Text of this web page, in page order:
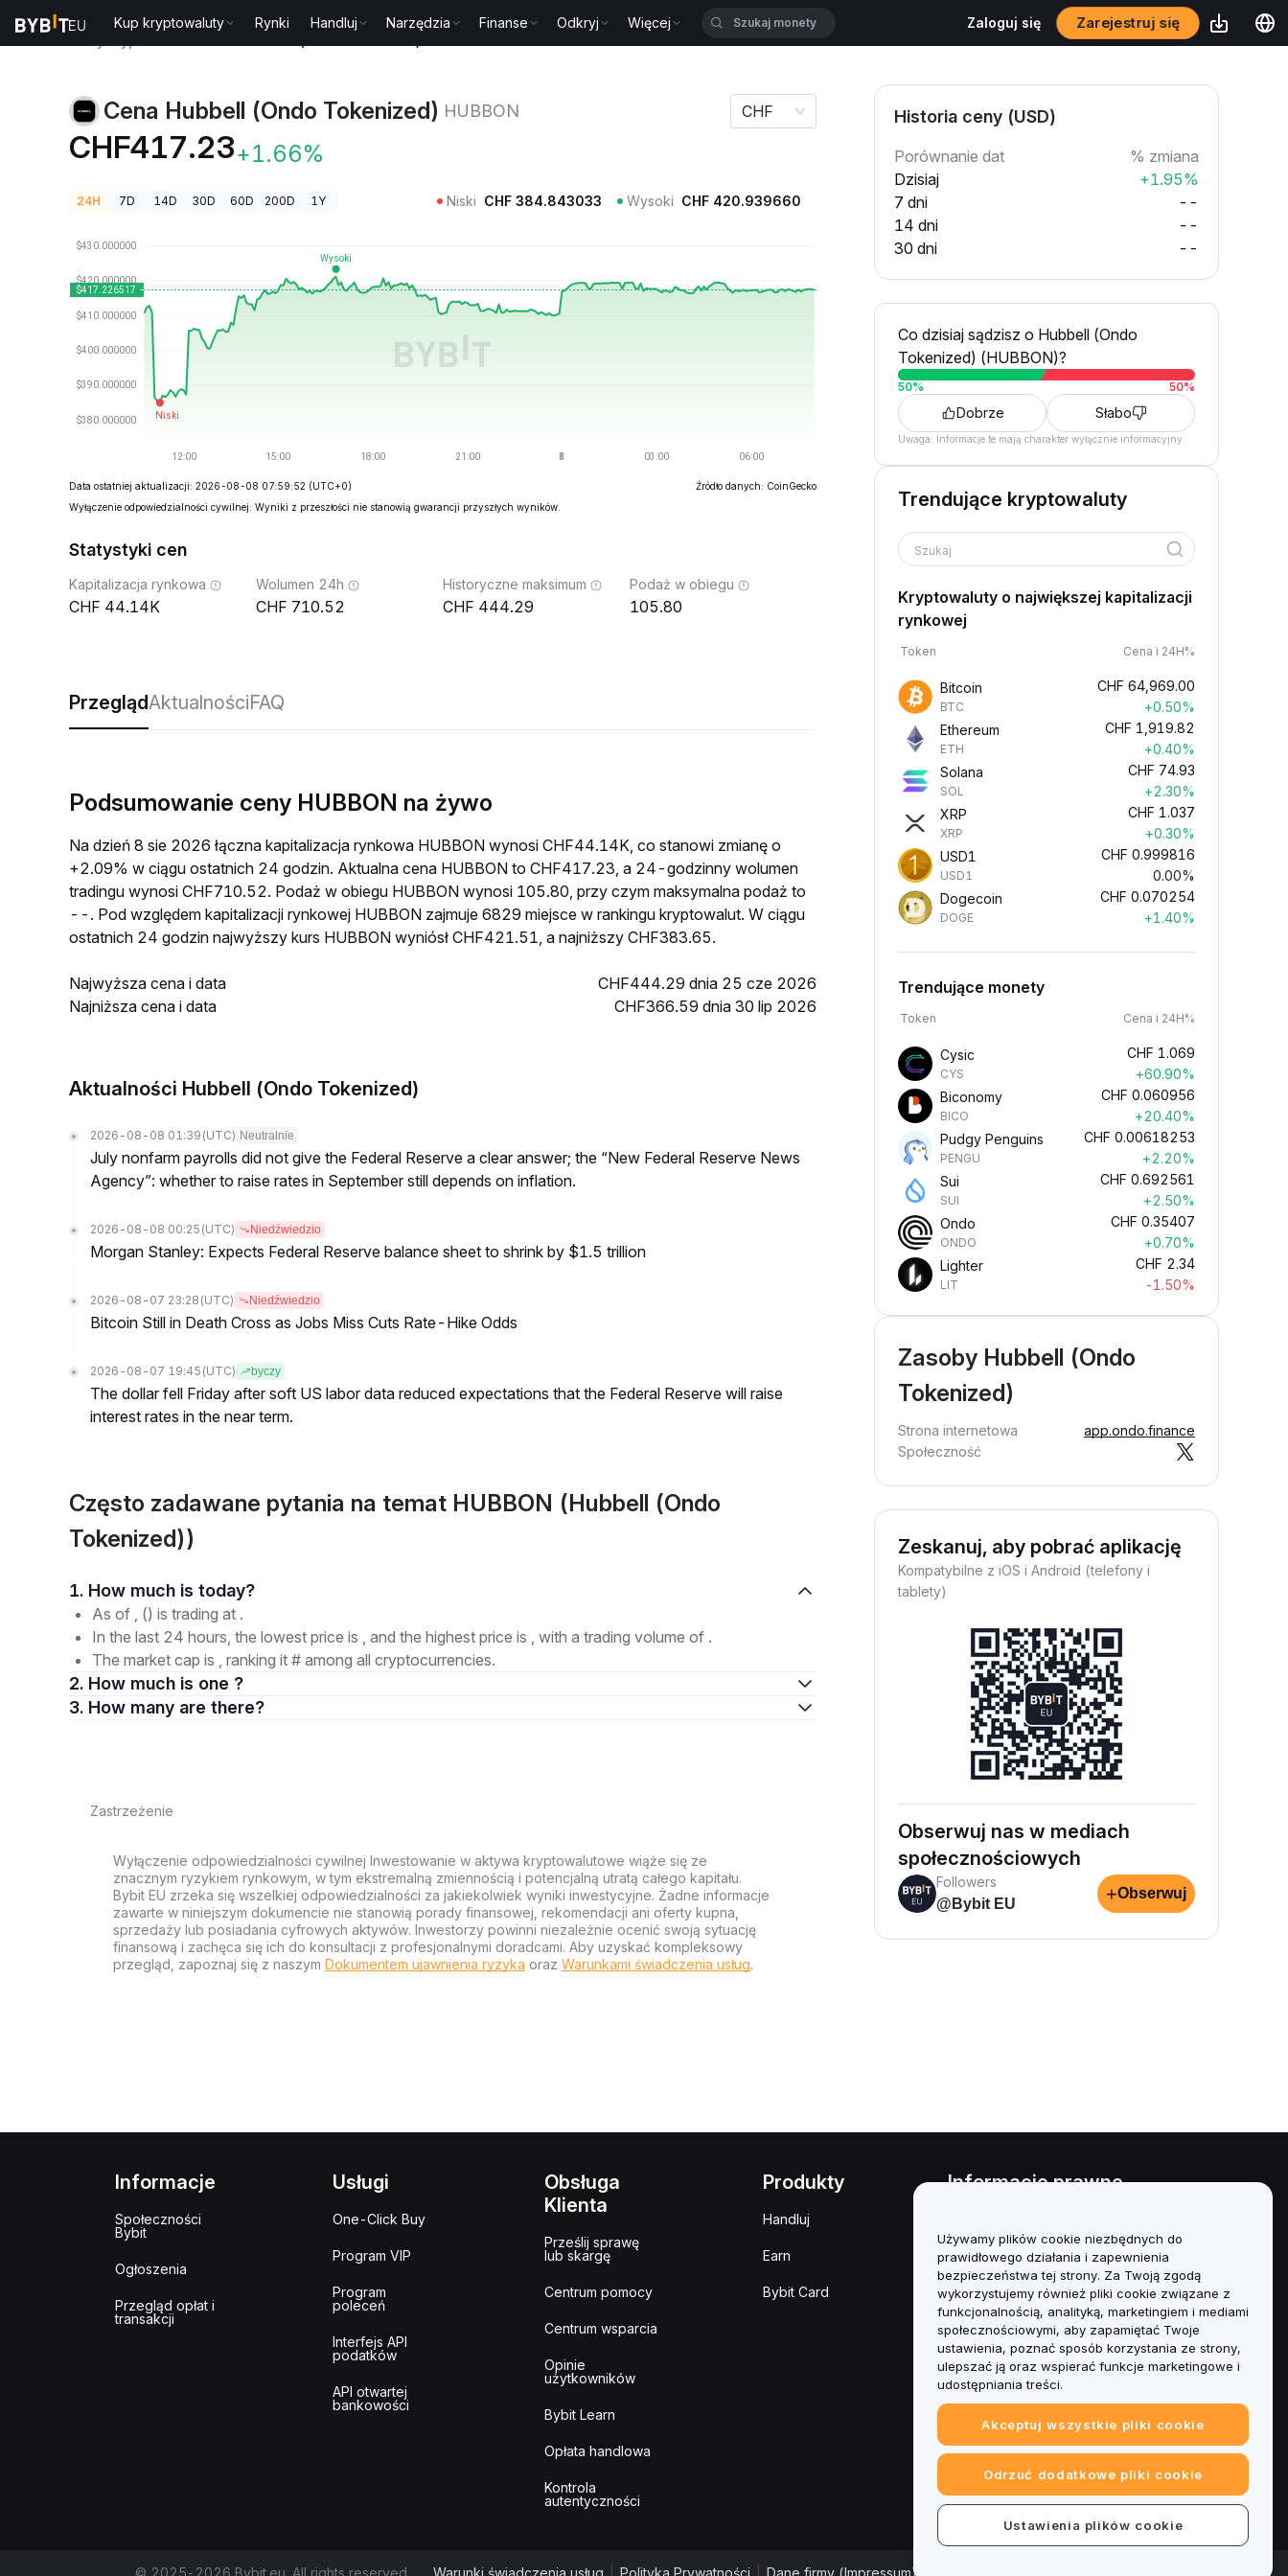
Kup kryptowaluty Rynki Handluj Narzędzia Finanse Odkryj Więcej Zaloguj się Zarejestruj się
Cena Hubbell (Ondo Tokenized) HUBBON
CHF417.23+1.66%
CHF
24H 7D 14D 30D 60D 200D 1Y Niski CHF 384.843033 Wysoki CHF 420.939660
Data ostatniej aktualizacji: 2026-08-08 07:59:52 (UTC+0)
Źródło danych: CoinGecko
Wyłączenie odpowiedzialności cywilnej: Wyniki z przeszłości nie stanowią gwarancji przyszłych wyników.
Statystyki cen
Kapitalizacja rynkowa
44.14K
Wolumen 24h
710.52
Historyczne maksimum
444.29
Podaż w obiegu
105.80
PrzeglądAktualnościFAQ
Podsumowanie ceny HUBBON na żywo
Na dzień 8 sie 2026 łączna kapitalizacja rynkowa HUBBON wynosi CHF44.14K, co stanowi zmianę o
+2.09% w ciągu ostatnich 24 godzin. Aktualna cena HUBBON to CHF417.23, a 24-godzinny wolumen
tradingu wynosi CHF710.52. Podaż w obiegu HUBBON wynosi 105.80, przy czym maksymalna podaż to
--. Pod względem kapitalizacji rynkowej HUBBON zajmuje 6829 miejsce w rankingu kryptowalut. W ciągu
ostatnich 24 godzin najwyższy kurs HUBBON wyniósł CHF421.51, a najniższy CHF383.65.
Najwyższa cena i data
CHF444.29 dnia 25 cze 2026
Najniższa cena i data
CHF366.59 dnia 30 lip 2026
Aktualności Hubbell (Ondo Tokenized)
2026-08-08 01:39 (UTC) Neutralnie
July nonfarm payrolls did not give the Federal Reserve a clear answer; the “New Federal Reserve News
Agency”: whether to raise rates in September still depends on inflation.
2026-08-08 00:25 (UTC) Niedźwiedzio
Morgan Stanley: Expects Federal Reserve balance sheet to shrink by $1.5 trillion
2026-08-07 23:28 (UTC) Niedźwiedzio
Bitcoin Still in Death Cross as Jobs Miss Cuts Rate-Hike Odds
2026-08-07 19:45 (UTC) byczy
The dollar fell Friday after soft US labor data reduced expectations that the Federal Reserve will raise
interest rates in the near term.
Często zadawane pytania na temat HUBBON (Hubbell (Ondo
Tokenized))
1. How much is today?
As of , () is trading at .
In the last 24 hours, the lowest price is , and the highest price is , with a trading volume of .
The market cap is , ranking it # among all cryptocurrencies.
2. How much is one ?
3. How many are there?
Zastrzeżenie
Wyłączenie odpowiedzialności cywilnej Inwestowanie w aktywa kryptowalutowe wiąże się ze
znacznym ryzykiem rynkowym, w tym ekstremalną zmiennością i potencjalną utratą całego kapitału.
Bybit EU zrzeka się wszelkiej odpowiedzialności za jakiekolwiek wyniki inwestycyjne. Żadne informacje
zawarte w niniejszym dokumencie nie stanowią porady finansowej, rekomendacji ani oferty kupna,
sprzedaży lub posiadania cyfrowych aktywów. Inwestorzy powinni niezależnie ocenić swoją sytuację
finansową i zachęca się ich do konsultacji z profesjonalnymi doradcami. Aby uzyskać kompleksowy
przegląd, zapoznaj się z naszym Dokumentem ujawnienia ryzyka oraz Warunkami świadczenia usług.
Historia ceny (USD)
Porównanie dat
% zmiana
Dzisiaj
+1.95%
7 dni
--
14 dni
--
30 dni
--
Co dzisiaj sądzisz o Hubbell (Ondo
Tokenized) (HUBBON)?
50% 50%
Dobrze Słabo
Uwaga: Informacje te mają charakter wyłącznie informacyjny.
Trendujące kryptowaluty
Szukaj
Kryptowaluty o największej kapitalizacji
rynkowej
Token Cena i 24H%
Bitcoin
BTC
CHF 64,969.00
+0.50%
Ethereum
ETH
CHF 1,919.82
+0.40%
Solana
SOL
CHF 74.93
+2.30%
XRP
XRP
CHF 1.037
+0.30%
USD1
USD1
CHF 0.999816
0.00%
Dogecoin
DOGE
CHF 0.070254
+1.40%
Trendujące monety
Token Cena i 24H%
Cysic
CYS
CHF 1.069
+60.90%
Biconomy
BICO
CHF 0.060956
+20.40%
Pudgy Penguins
PENGU
CHF 0.00618253
+2.20%
Sui
SUI
CHF 0.692561
+2.50%
Ondo
ONDO
CHF 0.35407
+0.70%
Lighter
LIT
CHF 2.34
-1.50%
Zasoby Hubbell (Ondo
Tokenized)
Strona internetowa
app.ondo.finance
Społeczność
Zeskanuj, aby pobrać aplikację
Kompatybilne z iOS i Android (telefony i
tablety)
Obserwuj nas w mediach
społecznościowych
Followers
@Bybit EU
+Obserwuj
Informacje
Społeczności
Bybit
Ogłoszenia
Przegląd opłat i
transakcji
Usługi
One-Click Buy
Program VIP
Program
poleceń
Interfejs API
podatków
API otwartej
bankowości
Obsługa
Klienta
Prześlij sprawę
lub skargę
Centrum pomocy
Centrum wsparcia
Opinie
użytkowników
Bybit Learn
Opłata handlowa
Kontrola
autentyczności
Produkty
Handluj
Earn
Bybit Card
Informacje prawne
interesów
Podsumowanie polityki
powiernictwa i zarządzania
Informacje ESG
Biuletyny informacyjne
kryptoaktywów
© 2025-2026 Bybit.eu. All rights reserved. Warunki świadczenia usług Polityka Prywatności Dane firmy (Impressum)
Używamy plików cookie niezbędnych do
prawidłowego działania i zapewnienia
bezpieczeństwa tej strony. Za Twoją zgodą
wykorzystujemy również pliki cookie związane z
funkcjonalnością, analityką, marketingiem i mediami
społecznościowymi, aby zapamiętać Twoje
ustawienia, poznać sposób korzystania ze strony,
ulepszać ją oraz wspierać funkcje marketingowe i
udostępniania treści.
Akceptuj wszystkie pliki cookie
Odrzuć dodatkowe pliki cookie
Ustawienia plików cookie